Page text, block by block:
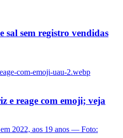
sal sem registro vendidas
e reage com emoji; veja